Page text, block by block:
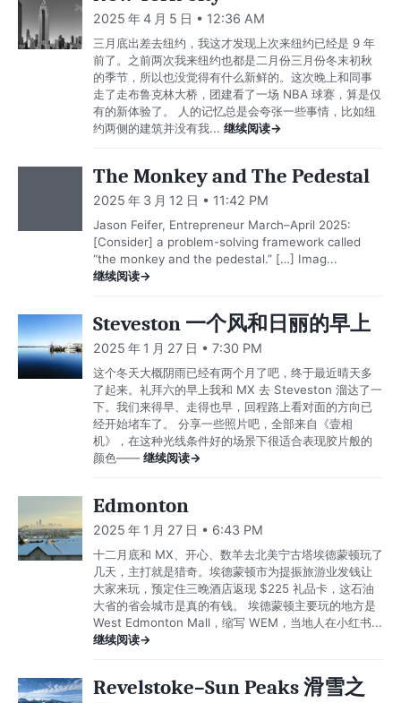
2025 年 4 月 5 日 • 12:36 AM
三月底出差去纽约，我这才发现上次来纽约已经是 9 年
前了。之前两次我来纽约也都是二月份三月份冬末初秋
的季节，所以也没觉得有什么新鲜的。这次晚上和同事
走了走布鲁克林大桥，团建看了一场 NBA 球赛，算是仅
有的新体验了。 人的记忆总是会夸张一些事情，比如纽
约两侧的建筑并没有我... 继续阅读→
The Monkey and The Pedestal
2025 年 3 月 12 日 • 11:42 PM
Jason Feifer, Entrepreneur March–April 2025:
[Consider] a problem-solving framework called
“the monkey and the pedestal.” […] Imag...
继续阅读→
Steveston 一个风和日丽的早上
2025 年 1 月 27 日 • 7:30 PM
这个冬天大概阴雨已经有两个月了吧，终于最近晴天多
了起来。礼拜六的早上我和 MX 去 Steveston 溜达了一
下。我们来得早、走得也早，回程路上看对面的方向已
经开始堵车了。 分享一些照片吧，全部来自《壹相
机》，在这种光线条件好的场景下很适合表现胶片般的
颜色——继续阅读→
Edmonton
2025 年 1 月 27 日 • 6:43 PM
十二月底和 MX、开心、数羊去北美宁古塔埃德蒙顿玩了
几天，主打就是猎奇。埃德蒙顿市为提振旅游业发钱让
大家来玩，预定住三晚酒店返现 $225 礼品卡，这石油
大省的省会城市是真的有钱。 埃德蒙顿主要玩的地方是
West Edmonton Mall，缩写 WEM，当地人在小红书...
继续阅读→
Revelstoke–Sun Peaks 滑雪之